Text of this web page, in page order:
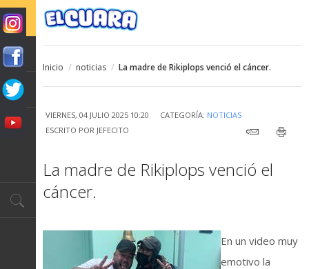
Inicio / noticias / La madre de Rikiplops venció el cáncer.
VIERNES, 04 JULIO 2025 10:20 CATEGORÍA: NOTICIAS
ESCRITO POR JEFECITO
La madre de Rikiplops venció el
cáncer.
En un video muy
emotivo la